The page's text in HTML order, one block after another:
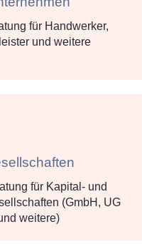
für Handwerker,
und weitere
für Kapital- und
(GmbH, UG
weitere)